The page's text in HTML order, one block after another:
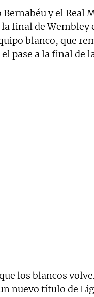
y el Real
final de Wembley
blanco, que
pase a la final de
los blancos
nuevo título de